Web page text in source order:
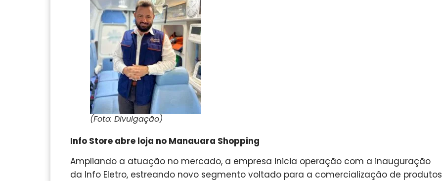
(Foto: Divulgação)
Info Store abre loja no Manauara Shopping
Ampliando a atuação no mercado, a empresa inicia operação com a inauguração
da Info Eletro, estreando novo segmento voltado para a comercialização de produtos